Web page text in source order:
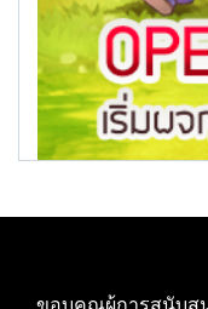
ขอบคุณผู้การสนับส